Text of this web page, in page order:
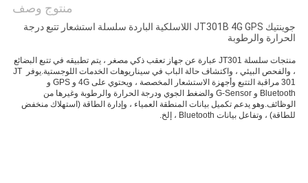
منتوج وصف
جوينتيك JT301B 4G GPS اللاسلكية الباردة سلسلة استشعار تتبع درجة
الحرارة والرطوبة
منتجات سلسلة JT301 عبارة عن جهاز تعقب ذكي مصغر ، يتم تطبيقه في تتبع البضائع
، والفحص البيئي ، واكتشاف حالة الباب في سيناريوهات الخدمات اللوجستية.يوفر JT
الوظائف.وهو يدعم تكميل بيانات المنطقة العمياء ، وإدارة الطاقة (استهلاك منخفض
للطاقة) ، وتفاعل بيانات Bluetooth ، إلخ.